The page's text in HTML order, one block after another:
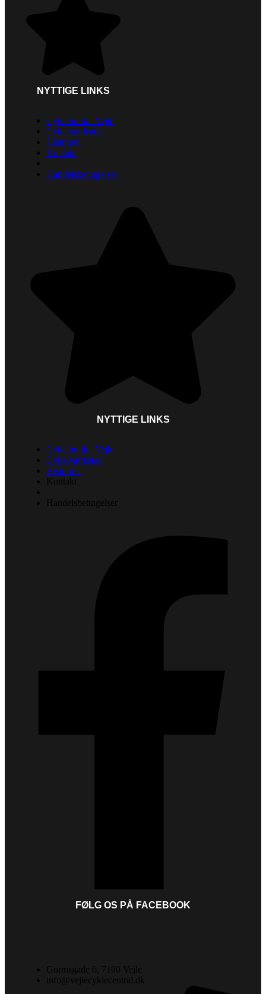
NYTTIGE LINKS
Cykelbutik i Vejle
Cykelværksted
Historien
Kontakt
Handelsbetingelser
NYTTIGE LINKS
Cykelbutik i Vejle
Cykelværksted
Historien
Kontakt
Handelsbetingelser
FØLG OS PÅ FACEBOOK
Gormsgade 6, 7100 Vejle
info@vejlecyklecentral.dk